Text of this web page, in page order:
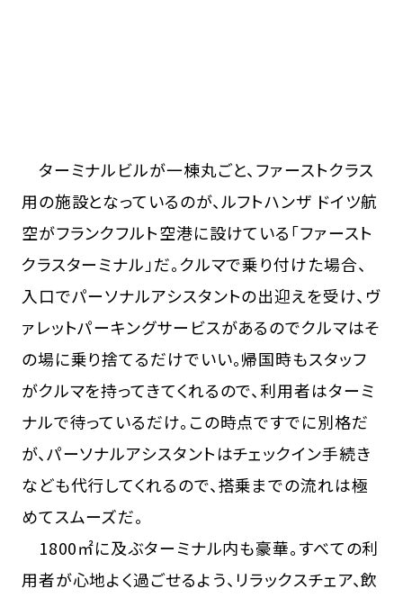
ターミナルビルが一棟丸ごと、ファーストクラス
用の施設となっているのが、ルフトハンザ ドイツ航
空がフランクフルト空港に設けている「ファースト
クラスターミナル」だ。クルマで乗り付けた場合、
入口でパーソナルアシスタントの出迎えを受け、ヴ
ァレットパーキングサービスがあるのでクルマはそ
の場に乗り捨てるだけでいい。帰国時もスタッフ
がクルマを持ってきてくれるので、利用者はターミ
ナルで待っているだけ。この時点ですでに別格だ
が、パーソナルアシスタントはチェックイン手続き
なども代行してくれるので、搭乗までの流れは極
めてスムーズだ。
1800㎡に及ぶターミナル内も豪華。すべての利
用者が心地よく過ごせるよう、リラックスチェア、飲